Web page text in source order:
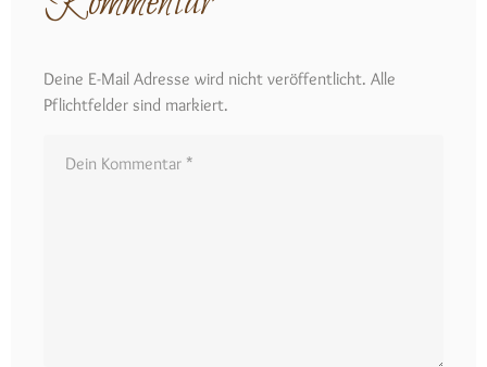
Deine E-Mail Adresse wird nicht veröffentlicht. Alle
Pflichtfelder sind markiert.